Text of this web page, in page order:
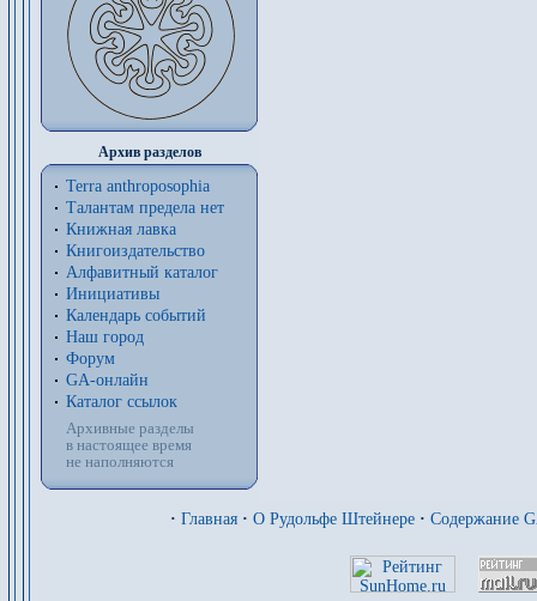
Архив разделов
Terra anthroposophia
Талантам предела нет
Книжная лавка
Книгоиздательство
Алфавитный каталог
Инициативы
Календарь событий
Наш город
Форум
GA-онлайн
Каталог ссылок
Архивные разделы
в настоящее время
не наполняются
· Главная · О Рудольфе Штейнере · Содержание